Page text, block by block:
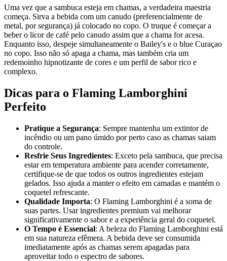
Uma vez que a sambuca esteja em chamas, a verdadeira maestria
começa. Sirva a bebida com um canudo (preferencialmente de
metal, por segurança) já colocado no copo. O truque é começar a
beber o licor de café pelo canudo assim que a chama for acesa.
Enquanto isso, despeje simultaneamente o Bailey's e o blue Curaçao
no copo. Isso não só apaga a chama, mas também cria um
redemoinho hipnotizante de cores e um perfil de sabor rico e
complexo.
Dicas para o Flaming Lamborghini
Perfeito
Pratique a Segurança: Sempre mantenha um extintor de
incêndio ou um pano úmido por perto caso as chamas saiam
do controle.
Resfrie Seus Ingredientes: Exceto pela sambuca, que precisa
estar em temperatura ambiente para acender corretamente,
certifique-se de que todos os outros ingredientes estejam
gelados. Isso ajuda a manter o efeito em camadas e mantém o
coquetel refrescante.
Qualidade Importa: O Flaming Lamborghini é a soma de
suas partes. Usar ingredientes premium vai melhorar
significativamente o sabor e a experiência geral do coquetel.
O Tempo é Essencial: A beleza do Flaming Lamborghini está
em sua natureza efêmera. A bebida deve ser consumida
imediatamente após as chamas serem apagadas para
aproveitar todo o espectro de sabores.